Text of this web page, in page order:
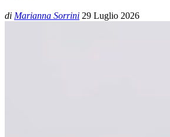
di Marianna Sorrini 29 Luglio 2026